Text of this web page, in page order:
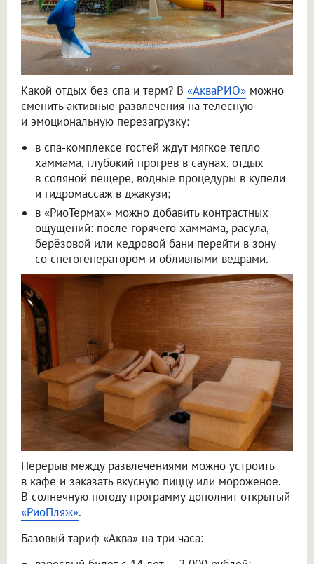
Какой отдых без спа и терм? В «АкваРИО» можно
сменить активные развлечения на телесную
и эмоциональную перезагрузку:
в спа-комплексе гостей ждут мягкое тепло
хаммама, глубокий прогрев в саунах, отдых
в соляной пещере, водные процедуры в купели
и гидромассаж в джакузи;
в «РиоТермах» можно добавить контрастных
ощущений: после горячего хаммама, расула,
берёзовой или кедровой бани перейти в зону
со снегогенератором и обливными вёдрами.
Перерыв между развлечениями можно устроить
в кафе и заказать вкусную пиццу или мороженое.
В солнечную погоду программу дополнит открытый
«РиоПляж».
Базовый тариф «Аква» на три часа: